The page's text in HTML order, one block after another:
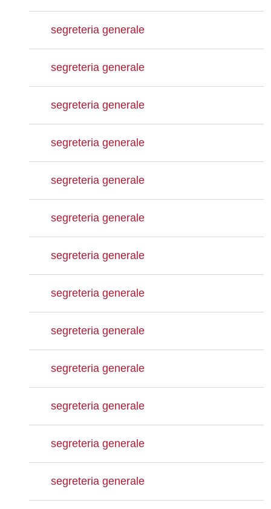
segreteria generale
segreteria generale
segreteria generale
segreteria generale
segreteria generale
segreteria generale
segreteria generale
segreteria generale
segreteria generale
segreteria generale
segreteria generale
segreteria generale
segreteria generale